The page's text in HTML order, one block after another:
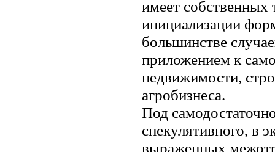
имеет собственных
инициализации
большинстве
приложением к
недвижимости,
агробизнеса.
Под
спекулятивного, в
выраженных